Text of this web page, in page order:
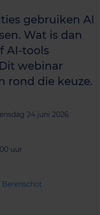
gebruiken AI
Wat is dan
AI-tools
webinar
rond die keuze.
24 juni 2026
uur
Berenschot